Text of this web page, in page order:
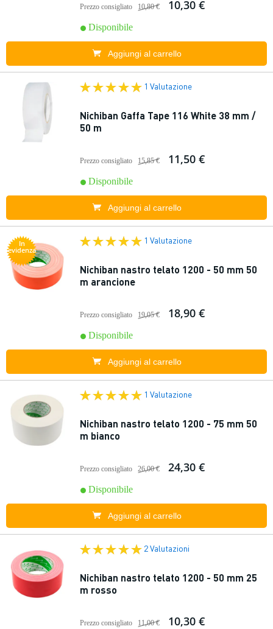
Prezzo consigliato 10,80 € 10,30 €
Disponibile
Aggiungi al carrello
1 Valutazione
Nichiban Gaffa Tape 116 White 38 mm /
50 m
Prezzo consigliato 15,85 € 11,50 €
Disponibile
Aggiungi al carrello
In
evidenza
1 Valutazione
Nichiban nastro telato 1200 - 50 mm 50
m arancione
Prezzo consigliato 19,05 € 18,90 €
Disponibile
Aggiungi al carrello
1 Valutazione
Nichiban nastro telato 1200 - 75 mm 50
m bianco
Prezzo consigliato 26,00 € 24,30 €
Disponibile
Aggiungi al carrello
2 Valutazioni
Nichiban nastro telato 1200 - 50 mm 25
m rosso
Prezzo consigliato 11,00 € 10,30 €